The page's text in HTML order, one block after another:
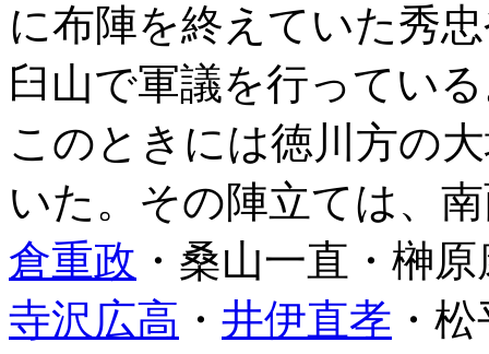
に布陣を終えていた秀
臼山で軍議を行ってい
このときには徳川方の
いた。その陣立ては、
倉重政 ・桑山一直・榊
寺沢広高 ・ 井伊直孝 ・